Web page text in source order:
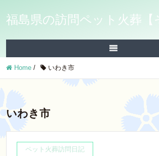
福島県の訪問ペット火葬【
Home / いわき市
いわき市
ペット火葬訪問日記